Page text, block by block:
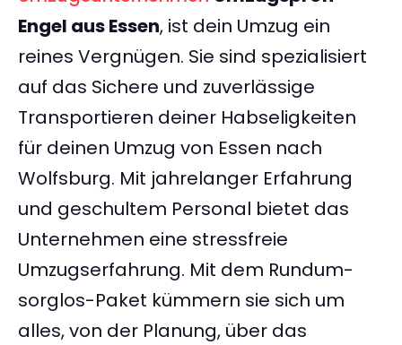
Engel aus Essen, ist dein Umzug ein
reines Vergnügen. Sie sind spezialisiert
auf das Sichere und zuverlässige
Transportieren deiner Habseligkeiten
für deinen Umzug von Essen nach
Wolfsburg. Mit jahrelanger Erfahrung
und geschultem Personal bietet das
Unternehmen eine stressfreie
Umzugserfahrung. Mit dem Rundum-
sorglos-Paket kümmern sie sich um
alles, von der Planung, über das